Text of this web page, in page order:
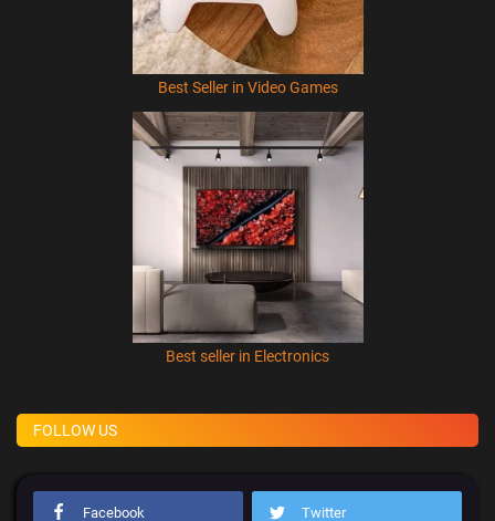
Best Seller in Video Games
Best seller in Electronics
FOLLOW US
Facebook Twitter